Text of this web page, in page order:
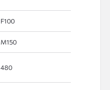
F100
М150
480